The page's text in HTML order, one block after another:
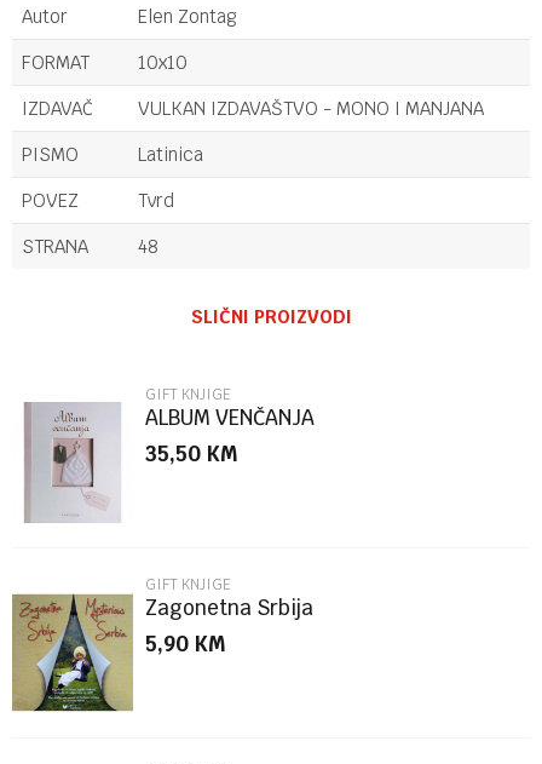
Autor
Elen Zontag
FORMAT
10x10
IZDAVAČ
VULKAN IZDAVAŠTVO - MONO I MANJANA
PISMO
Latinica
POVEZ
Tvrd
STRANA
48
Poruka
POŠALJI
SLIČNI PROIZVODI
GIFT KNJIGE
ALBUM VENČANJA
35,50 KM
GIFT KNJIGE
Zagonetna Srbija
5,90 KM